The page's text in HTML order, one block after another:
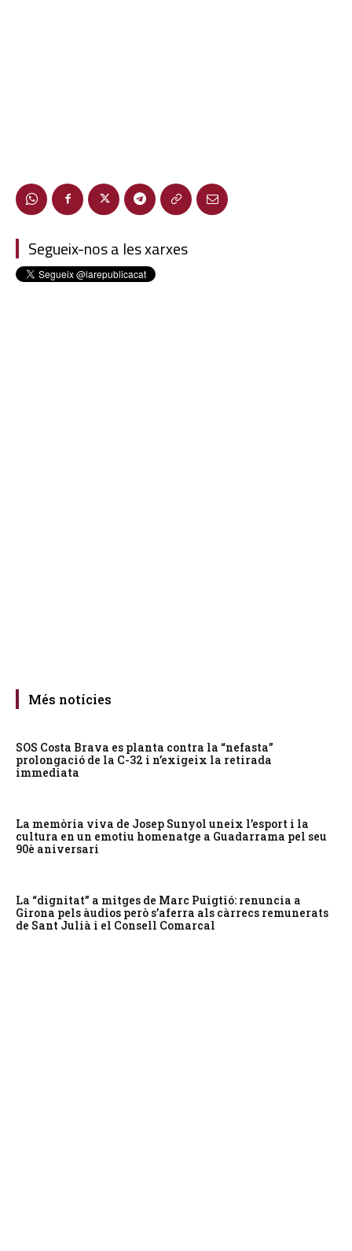
Segueix-nos a les xarxes
Més notícies
SOS Costa Brava es planta contra la “nefasta”
prolongació de la C-32 i n’exigeix la retirada
immediata
La memòria viva de Josep Sunyol uneix l’esport i la
cultura en un emotiu homenatge a Guadarrama pel seu
90è aniversari
La “dignitat” a mitges de Marc Puigtió: renuncia a
Girona pels àudios però s’aferra als càrrecs remunerats
de Sant Julià i el Consell Comarcal